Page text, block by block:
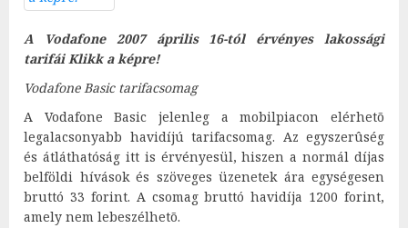
A Vodafone 2007 április 16-tól érvényes lakossági
tarifái Klikk a képre!
Vodafone Basic tarifacsomag
A Vodafone Basic jelenleg a mobilpiacon elérhetõ
legalacsonyabb havidíjú tarifacsomag. Az egyszerûség
és átláthatóság itt is érvényesül, hiszen a normál díjas
belföldi hívások és szöveges üzenetek ára egységesen
bruttó 33 forint. A csomag bruttó havidíja 1200 forint,
amely nem lebeszélhetõ.